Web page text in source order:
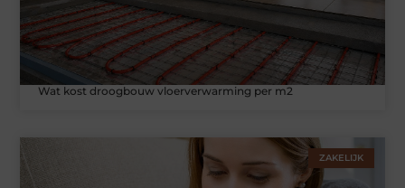
Wat kost droogbouw vloerverwarming per m2
ZAKELIJK